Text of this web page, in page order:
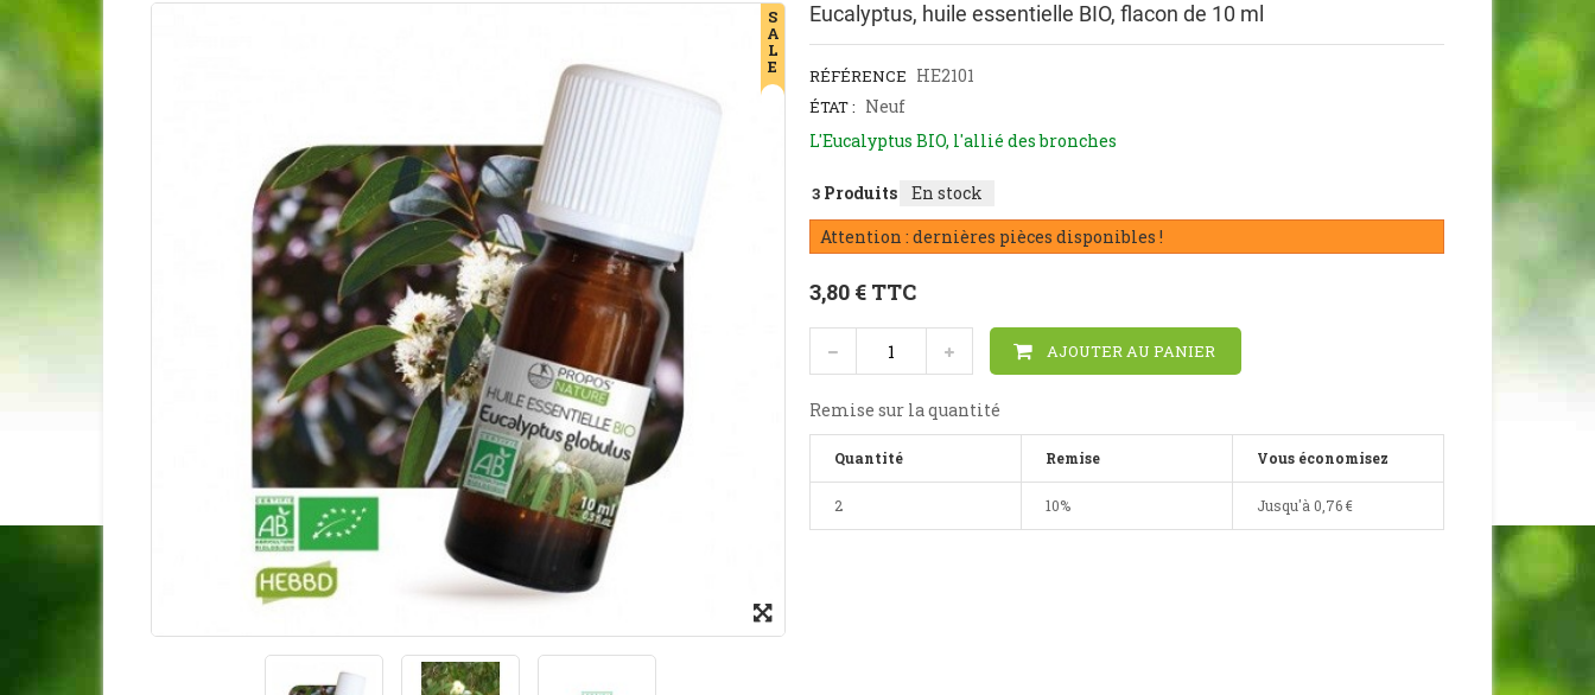
S
A
L
E
Eucalyptus, huile essentielle BIO, flacon de 10 ml
RÉFÉRENCE HE2101
ÉTAT : Neuf
L'Eucalyptus BIO, l'allié des bronches
3 Produits
En stock
Attention : dernières pièces disponibles !
3,80 € TTC
AJOUTER AU PANIER
Remise sur la quantité
Quantité Remise Vous économisez
2 10% Jusqu'à 0,76 €